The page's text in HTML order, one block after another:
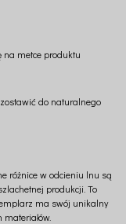
metce produktu
do naturalnego
różnice w odcieniu lnu są
produkcji. To
ma swój unikalny